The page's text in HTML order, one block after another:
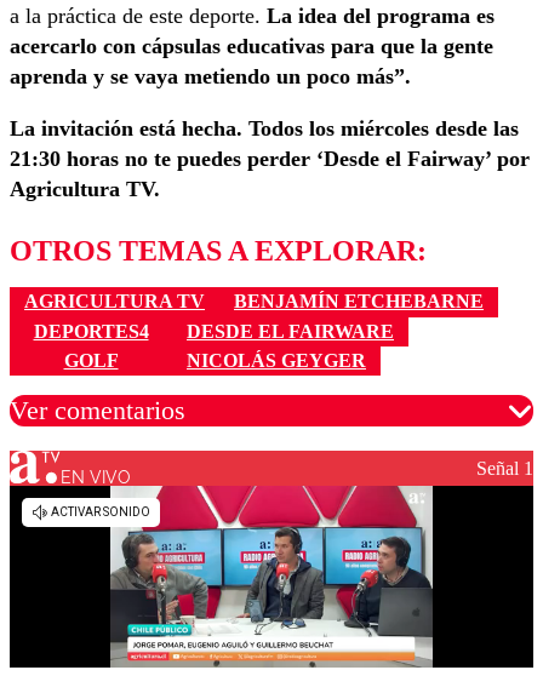
a la práctica de este deporte. La idea del programa es
acercarlo con cápsulas educativas para que la gente
aprenda y se vaya metiendo un poco más”.
La invitación está hecha. Todos los miércoles desde las
21:30 horas no te puedes perder ‘Desde el Fairway’ por
Agricultura TV.
OTROS TEMAS A EXPLORAR:
AGRICULTURA TV
BENJAMÍN ETCHEBARNE
DEPORTES4
DESDE EL FAIRWARE
GOLF
NICOLÁS GEYGER
Ver comentarios
Los comentarios son moderados para garantizar un
diálogo respetuoso.
EN VIVO Señal 1